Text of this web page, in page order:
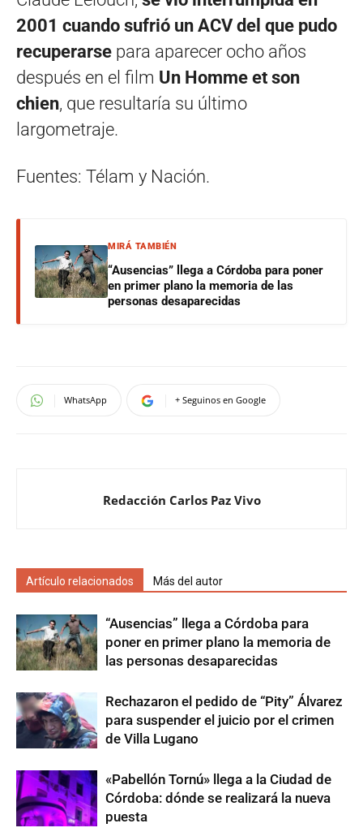
2001 cuando sufrió un ACV del que pudo
recuperarse para aparecer ocho años
después en el film Un Homme et son
chien, que resultaría su último
largometraje.
Fuentes: Télam y Nación.
MIRÁ TAMBIÉN
“Ausencias” llega a Córdoba para poner
en primer plano la memoria de las
personas desaparecidas
WhatsApp + Seguinos en Google
Redacción Carlos Paz Vivo
Artículo relacionados Más del autor
“Ausencias” llega a Córdoba para
poner en primer plano la memoria de
las personas desaparecidas
Rechazaron el pedido de “Pity” Álvarez
para suspender el juicio por el crimen
de Villa Lugano
«Pabellón Tornú» llega a la Ciudad de
Córdoba: dónde se realizará la nueva
puesta